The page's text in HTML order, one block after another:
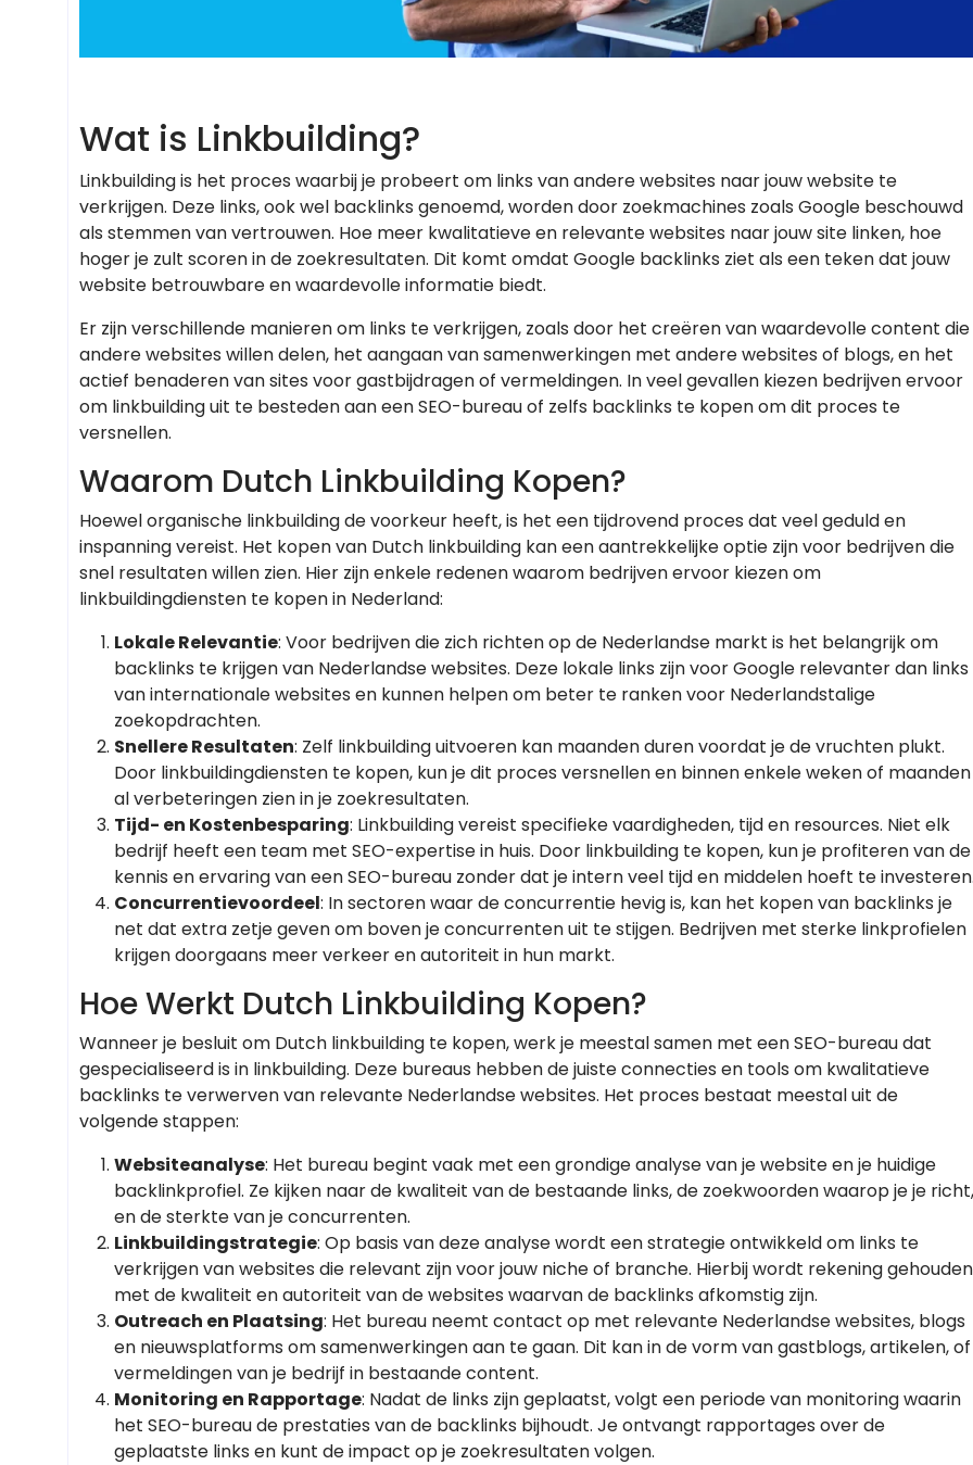
Wat is Linkbuilding?
Linkbuilding is het proces waarbij je probeert om links van andere websites naar jouw website te
verkrijgen. Deze links, ook wel backlinks genoemd, worden door zoekmachines zoals Google beschouwd
als stemmen van vertrouwen. Hoe meer kwalitatieve en relevante websites naar jouw site linken, hoe
hoger je zult scoren in de zoekresultaten. Dit komt omdat Google backlinks ziet als een teken dat jouw
website betrouwbare en waardevolle informatie biedt.
Er zijn verschillende manieren om links te verkrijgen, zoals door het creëren van waardevolle content die
andere websites willen delen, het aangaan van samenwerkingen met andere websites of blogs, en het
actief benaderen van sites voor gastbijdragen of vermeldingen. In veel gevallen kiezen bedrijven ervoor
om linkbuilding uit te besteden aan een SEO-bureau of zelfs backlinks te kopen om dit proces te
versnellen.
Waarom Dutch Linkbuilding Kopen?
Hoewel organische linkbuilding de voorkeur heeft, is het een tijdrovend proces dat veel geduld en
inspanning vereist. Het kopen van Dutch linkbuilding kan een aantrekkelijke optie zijn voor bedrijven die
snel resultaten willen zien. Hier zijn enkele redenen waarom bedrijven ervoor kiezen om
linkbuildingdiensten te kopen in Nederland:
Lokale Relevantie: Voor bedrijven die zich richten op de Nederlandse markt is het belangrijk om
backlinks te krijgen van Nederlandse websites. Deze lokale links zijn voor Google relevanter dan links
van internationale websites en kunnen helpen om beter te ranken voor Nederlandstalige
zoekopdrachten.
Snellere Resultaten: Zelf linkbuilding uitvoeren kan maanden duren voordat je de vruchten plukt.
Door linkbuildingdiensten te kopen, kun je dit proces versnellen en binnen enkele weken of maanden
al verbeteringen zien in je zoekresultaten.
Tijd- en Kostenbesparing: Linkbuilding vereist specifieke vaardigheden, tijd en resources. Niet elk
bedrijf heeft een team met SEO-expertise in huis. Door linkbuilding te kopen, kun je profiteren van de
kennis en ervaring van een SEO-bureau zonder dat je intern veel tijd en middelen hoeft te
Concurrentievoordeel: In sectoren waar de concurrentie hevig is, kan het kopen van backlinks je
net dat extra zetje geven om boven je concurrenten uit te stijgen. Bedrijven met sterke linkprofielen
krijgen doorgaans meer verkeer en autoriteit in hun markt.
Hoe Werkt Dutch Linkbuilding Kopen?
Wanneer je besluit om Dutch linkbuilding te kopen, werk je meestal samen met een SEO-bureau dat
gespecialiseerd is in linkbuilding. Deze bureaus hebben de juiste connecties en tools om kwalitatieve
backlinks te verwerven van relevante Nederlandse websites. Het proces bestaat meestal uit de
volgende stappen:
Websiteanalyse: Het bureau begint vaak met een grondige analyse van je website en je huidige
backlinkprofiel. Ze kijken naar de kwaliteit van de bestaande links, de zoekwoorden waarop je je richt,
en de sterkte van je concurrenten.
Linkbuildingstrategie: Op basis van deze analyse wordt een strategie ontwikkeld om links te
verkrijgen van websites die relevant zijn voor jouw niche of branche. Hierbij wordt rekening gehouden
met de kwaliteit en autoriteit van de websites waarvan de backlinks afkomstig zijn.
Outreach en Plaatsing: Het bureau neemt contact op met relevante Nederlandse websites, blogs
en nieuwsplatforms om samenwerkingen aan te gaan. Dit kan in de vorm van gastblogs, artikelen, of
vermeldingen van je bedrijf in bestaande content.
Monitoring en Rapportage: Nadat de links zijn geplaatst, volgt een periode van monitoring waarin
het SEO-bureau de prestaties van de backlinks bijhoudt. Je ontvangt rapportages over de
geplaatste links en kunt de impact op je zoekresultaten volgen.